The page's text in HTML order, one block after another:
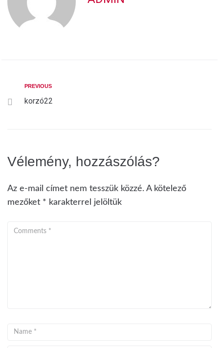
PREVIOUS
korzó22
Vélemény, hozzászólás?
Az e-mail címet nem tesszük közzé. A kötelező
mezőket * karakterrel jelöltük